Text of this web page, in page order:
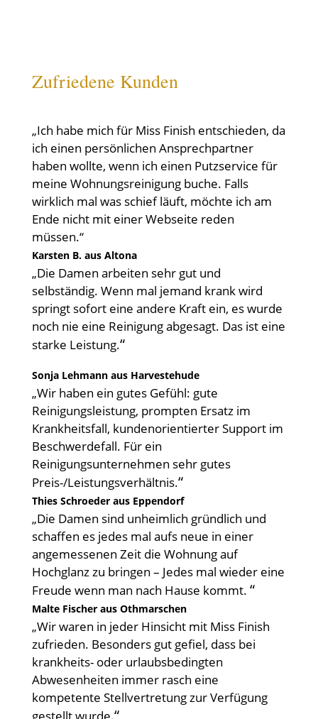
Zufriedene Kunden
„Ich habe mich für Miss Finish entschieden, da
ich einen persönlichen Ansprechpartner
haben wollte, wenn ich einen Putzservice für
meine Wohnungsreinigung buche. Falls
wirklich mal was schief läuft, möchte ich am
Ende nicht mit einer Webseite reden
müssen.“
Karsten B. aus Altona
„Die Damen arbeiten sehr gut und
selbständig. Wenn mal jemand krank wird
springt sofort eine andere Kraft ein, es wurde
noch nie eine Reinigung abgesagt. Das ist eine
starke Leistung.“
Sonja Lehmann aus Harvestehude
„Wir haben ein gutes Gefühl: gute
Reinigungsleistung, prompten Ersatz im
Krankheitsfall, kundenorientierter Support im
Beschwerdefall. Für ein
Reinigungsunternehmen sehr gutes
Preis-/Leistungsverhältnis.“
Thies Schroeder aus Eppendorf
„Die Damen sind unheimlich gründlich und
schaffen es jedes mal aufs neue in einer
angemessenen Zeit die Wohnung auf
Hochglanz zu bringen – Jedes mal wieder eine
Freude wenn man nach Hause kommt. “
Malte Fischer aus Othmarschen
„Wir waren in jeder Hinsicht mit Miss Finish
zufrieden. Besonders gut gefiel, dass bei
krankheits- oder urlaubsbedingten
Abwesenheiten immer rasch eine
kompetente Stellvertretung zur Verfügung